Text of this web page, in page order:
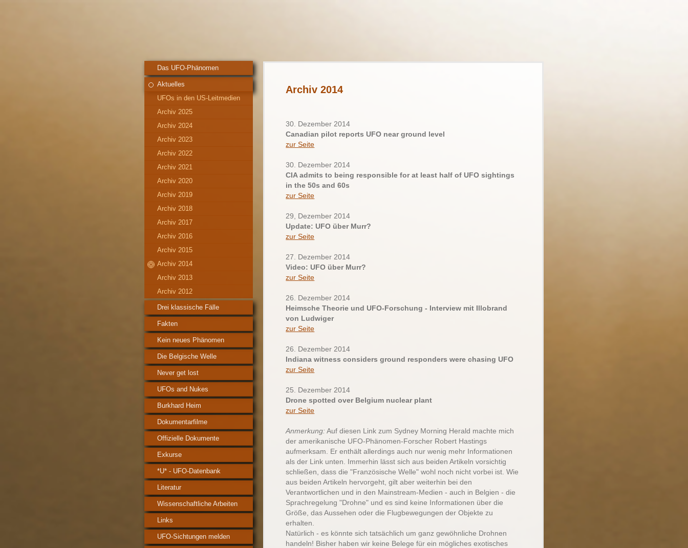
Das UFO-Phänomen
Aktuelles
UFOs in den US-Leitmedien
Archiv 2025
Archiv 2024
Archiv 2023
Archiv 2022
Archiv 2021
Archiv 2020
Archiv 2019
Archiv 2018
Archiv 2017
Archiv 2016
Archiv 2015
Archiv 2014
Archiv 2013
Archiv 2012
Drei klassische Fälle
Fakten
Kein neues Phänomen
Die Belgische Welle
Never get lost
UFOs and Nukes
Burkhard Heim
Dokumentarfilme
Offizielle Dokumente
Exkurse
*U* - UFO-Datenbank
Literatur
Wissenschaftliche Arbeiten
Links
UFO-Sichtungen melden
Archiv 2014
30. Dezember 2014
Canadian pilot reports UFO near ground level
zur Seite
30. Dezember 2014
CIA admits to being responsible for at least half of UFO sightings
in the 50s and 60s
zur Seite
29, Dezember 2014
Update: UFO über Murr?
zur Seite
27. Dezember 2014
Video: UFO über Murr?
zur Seite
26. Dezember 2014
Heimsche Theorie und UFO-Forschung - Interview mit Illobrand
von Ludwiger
zur Seite
26. Dezember 2014
Indiana witness considers ground responders were chasing UFO
zur Seite
25. Dezember 2014
Drone spotted over Belgium nuclear plant
zur Seite
Anmerkung:Auf diesen Link zum Sydney Morning Herald machte mich
der amerikanische UFO-Phänomen-Forscher Robert Hastings
aufmerksam. Er enthält allerdings auch nur wenig mehr Informationen
als der Link unten. Immerhin lässt sich aus beiden Artikeln vorsichtig
schließen, dass die "Französische Welle" wohl noch nicht vorbei ist. Wie
aus beiden Artikeln hervorgeht, gilt aber weiterhin bei den
Verantwortlichen und in den Mainstream-Medien - auch in Belgien - die
Sprachregelung "Drohne" und es sind keine Informationen über die
Größe, das Aussehen oder die Flugbewegungen der Objekte zu
erhalten.
Natürlich - es könnte sich tatsächlich um ganz gewöhnliche Drohnen
handeln! Bisher haben wir keine Belege für ein mögliches exotisches